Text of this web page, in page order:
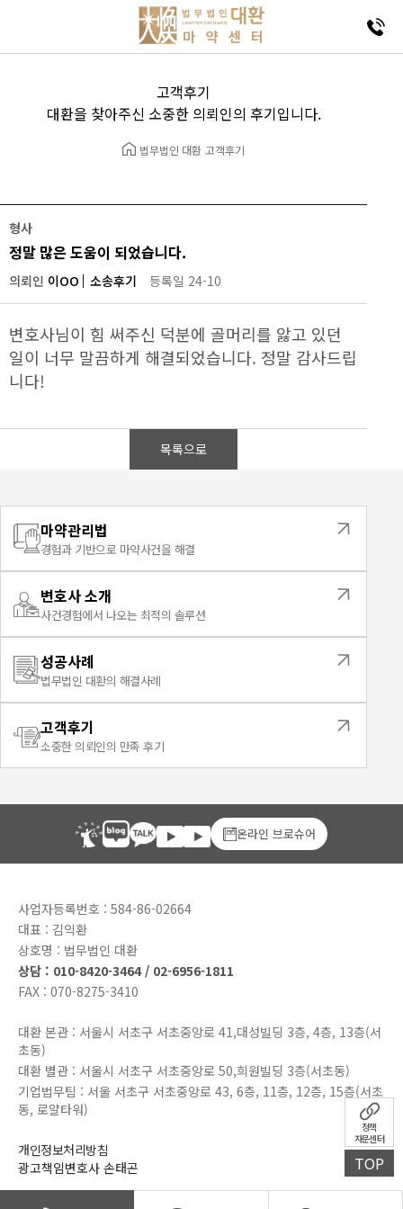
고객후기
대환을 찾아주신 소중한 의뢰인의 후기입니다.
법무법인 대환 고객후기
형사
정말 많은 도움이 되었습니다.
의뢰인 이OO 소송후기 등록일 24-10
변호사님이 힘 써주신 덕분에 골머리를 앓고 있던
일이 너무 말끔하게 해결되었습니다. 정말 감사드립
니다!
목록으로
정책
자문센터
TOP
마약관리법
경험과 기반으로 마약사건을 해결
변호사 소개
사건경험에서 나오는 최적의 솔루션
성공사례
법무법인 대환의 해결사례
고객후기
소중한 의뢰인의 만족 후기
온라인 브로슈어
사업자등록번호 : 584-86-02664
대표 : 김익환
상호명 : 법무법인 대환
상담 : 010-8420-3464 / 02-6956-1811
FAX : 070-8275-3410
대환 본관 : 서울시 서초구 서초중앙로 41,대성빌딩 3층, 4층, 13층(서
초동)
대환 별관 : 서울시 서초구 서초중앙로 50,희원빌딩 3층(서초동)
기업법무팀 : 서울 서초구 서초중앙로 43, 6층, 11층, 12층, 15층(서초
동, 로얄타워)
개인정보처리방침
광고책임변호사 손태곤